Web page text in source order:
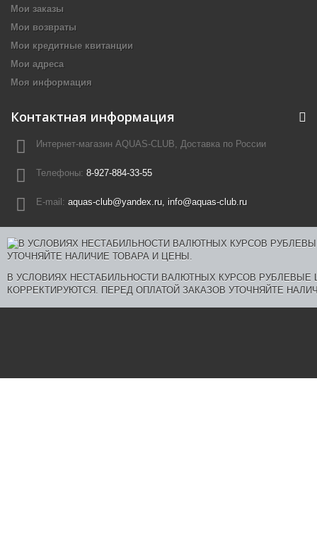
Мои заказы
Мои возвраты
Мои кредитные квитанции
Мои адреса
Моя информация
Контактная информация
Интернет-магазин AQUAS-CLUB, Доставка по России
Телефоны: 8-927-884-33-55
E-mail: aquas-club@yandex.ru, info@aquas-club.ru
В УСЛОВИЯХ НЕСТАБИЛЬНОСТИ ВАЛЮТНЫХ КУРСОВ
КОРРЕКТИРУЮТСЯ. ПЕРЕД ОПЛАТОЙ ЗАКАЗОВ УТОЧНЯЙТЕ